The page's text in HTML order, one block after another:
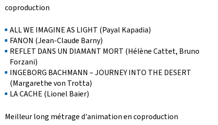
coproduction
ALL WE IMAGINE AS LIGHT (Payal Kapadia)
FANON (Jean-Claude Barny)
REFLET DANS UN DIAMANT MORT (Hélène Cattet, Bruno
Forzani)
INGEBORG BACHMANN – JOURNEY INTO THE DESERT
(Margarethe von Trotta)
LA CACHE (Lionel Baier)
Meilleur long métrage d'animation en coproduction